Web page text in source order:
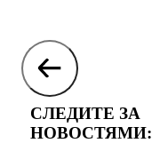
СЛЕДИТЕ ЗА
НОВОСТЯМИ: